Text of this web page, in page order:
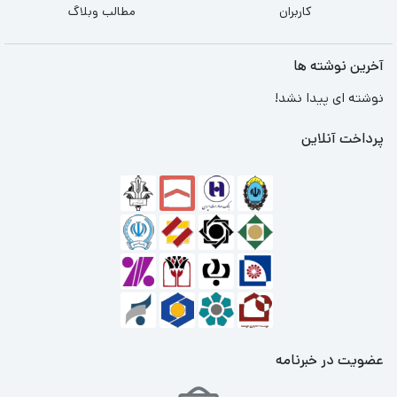
کاربران مطالب وبلاگ
آخرین نوشته ها
نوشته ای پیدا نشد!
پرداخت آنلاین
عضویت در خبرنامه